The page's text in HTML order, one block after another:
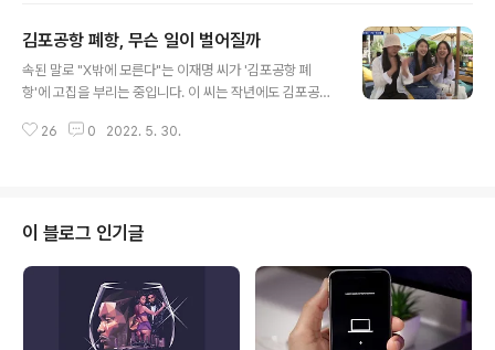
힘 네거티브냐? 민주당 윤호중 위원장, 조응천 의원, 지방
선거에 출마 중인 후보들이 반대하는 중으로 '민주당 보고
서'에서도 "김포공항을 폐쇄하면 지방이 소멸한다."고 하는
GDP 13조 8000억원이 감소할 것이고, '지방소멸 정책
김포공항 폐항, 무슨 일이 벌어질까
속된 말로 "X밖에 모른다"는 이재명 씨가 '김포공항 폐
항'에 고집을 부리는 중입니다. 이 씨는 작년에도 김포공항
씨 왜 저러냐, 서울 ('인천') → '충남' → ('대구') '전남' →
내선을 늘려야 할 것인가, 줄여야 할 것인가(제2공항) 이재
명 씨 비서실장 출신 민주당 오영훈 후보는 이 씨의 "'제주
완박'(제주도 경제 완전 박살)을 "반대한다"며 "'준석이가
사퇴'하라"고 했습니다. 2. 서울시민들 입장에서, (1) 김포
공항을 이용하는 게 편할 것인가 (..
26 0 2022. 5. 30.
이 블로그 인기글